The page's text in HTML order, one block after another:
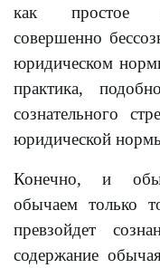
как простое
совершенно
юридическом
практика,
сознательного
юридической
Конечно, и
обычаем только
превзойдет
содержание